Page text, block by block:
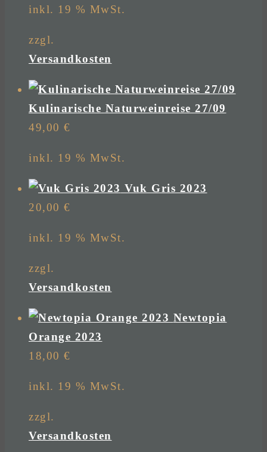
inkl. 19 % MwSt.
zzgl.
Versandkosten
Kulinarische Naturweinreise 27/09
49,00 €
inkl. 19 % MwSt.
Vuk Gris 2023
20,00 €
inkl. 19 % MwSt.
zzgl.
Versandkosten
Newtopia
Orange 2023
18,00 €
inkl. 19 % MwSt.
zzgl.
Versandkosten